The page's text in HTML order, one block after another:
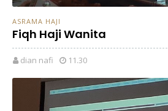
ASRAMA HAJI
Fiqh Haji Wanita
dian nafi 11.30